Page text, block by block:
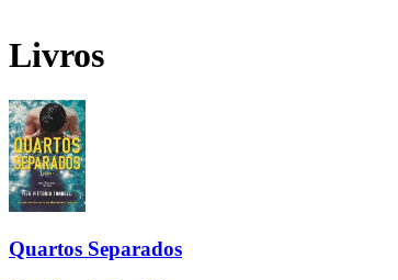
Livros
Quartos Separados